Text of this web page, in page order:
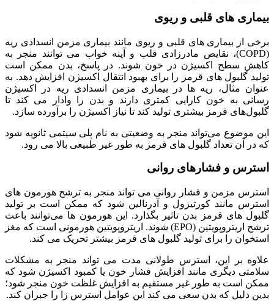
بیماری‌ های قلبی و ریوی
برخی از بیماری‌ های قلبی و ریوی مانند بیماری مزمن انسدادی ریه
(COPD)، نقایص مادرزادی قلب و آپنه خواب‌ می‌ توانند منجر به
کاهش سطح اکسیژن در خون شوند. در پاسخ، بدن ممکن است
تولید گلبول‌ های قرمز را برای بهبود انتقال اکسیژن افزایش دهد. به
عنوان مثال، ریه‌ ها در بیماری مزمن انسدادی ریه در اکسیژن
رسانی به خون کارایی کمتری دارند و بدن را وادار می‌ کند تا
گلبول‌های قرمز بیشتری تولید کند تا نیاز اکسیژن را برآورده سازد.
این‌ موضوع می‌تواند منجر به وضعیتی به نام پلی سیتمی ثانویه شود
که در آن تعداد گلبول‌ های قرمز به طور غیر طبیعی بالا می‌ رود.
استرس و فشارهای روانی
استرس مزمن و فشار روانی‌ می‌ تواند منجر به ترشح هورمون‌ های
استرس مانند کورتیزول و آدرنالین شود که ممکن است بر تولید
گلبول‌ های قرمز بدن تاثیر بگذارد. این هورمون‌ ها می‌توانند باعث
ترشح اریتروپویتین (EPO) شوند. اریتروپویتین هورمونی است که مغز
استخوان را برای تولید گلبول‌ های قرمز بیشتر تحریک‌ می‌ کند.
علاوه بر این، استرس طولانی مدت می‌ تواند منجر به مشکلات
سلامتی دیگری مانند افزایش فشار خون یا کمبود اکسیژن شود که
ممکن است به طور غیر مستقیم به افزایش غلظت خون منجر شود؛
بدین دلیل که بدن سعی می‌ کند این عوامل استرس‌ زا را جبران کند.